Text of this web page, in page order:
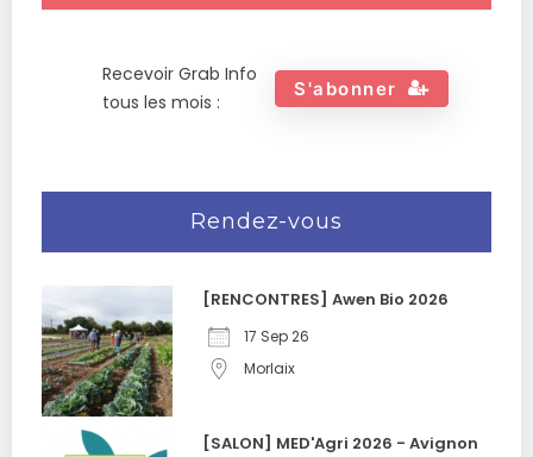
Recevoir Grab Info
tous les mois :
S'abonner
Rendez-vous
[RENCONTRES] Awen Bio 2026
17 Sep 26
Morlaix
[SALON] MED'Agri 2026 - Avignon